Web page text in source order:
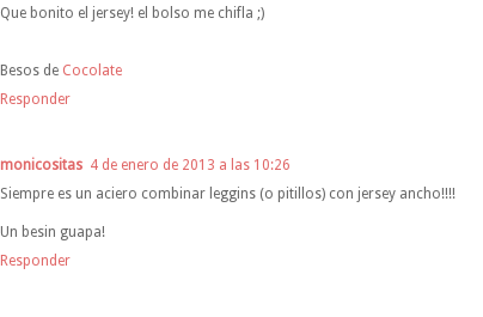
Que bonito el jersey! el bolso me chifla ;)
Besos de Cocolate
Responder
monicositas 4 de enero de 2013 a las 10:26
Siempre es un aciero combinar leggins (o pitillos) con jersey ancho!!!!
Un besin guapa!
Responder